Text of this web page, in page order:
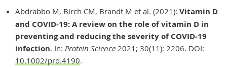
Abdrabbo M, Birch CM, Brandt M et al. (2021): Vitamin D
and COVID-19: A review on the role of vitamin D in
preventing and reducing the severity of COVID-19
infection. In: Protein Science 2021; 30(11): 2206. DOI:
10.1002/pro.4190.